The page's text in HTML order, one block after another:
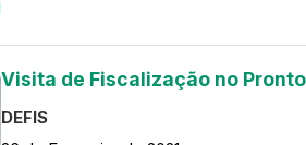
Visita de Fiscalização no
DEFIS